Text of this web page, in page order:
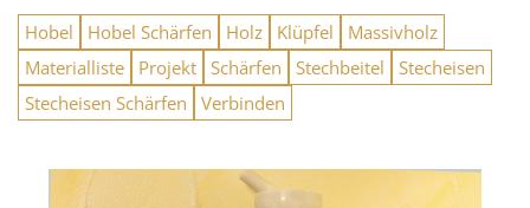
Hobel Hobel Schärfen Holz Klüpfel
Massivholz
Materialliste
Projekt Schärfen Stechbeitel
Stecheisen
Stecheisen Schärfen
Verbinden